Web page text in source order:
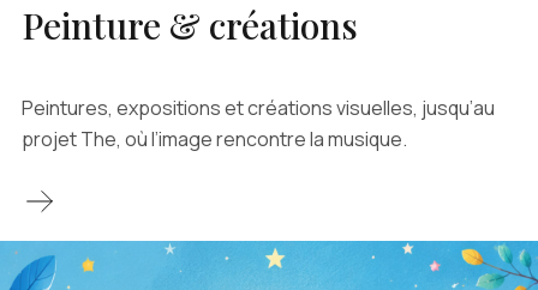
Peinture & créations
Peintures, expositions et créations visuelles, jusqu’au
projet The, où l’image rencontre la musique.